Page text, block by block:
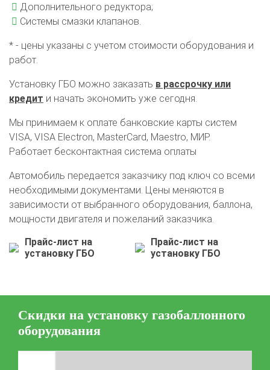
Установка ГБО за 6 часов
5-го поколения
Цена на установку ГБО
Техобслуживание ГБО
Полная диагностика ГБО
Дополнительного редуктора;
Системы смазки клапанов.
* - цены указаны с учетом стоимости оборудования и
работ.
Установку ГБО можно заказать в рассрочку или
кредит и начать экономить уже сегодня.
Мы принимаем к оплате банковские карты систем
VISA, VISA Electron, MasterCard, Maestro, МИР.
Работает бесконтактная система оплаты
Автомобиль передается заказчику под ключ со всеми
необходимыми документами. Цены меняются в
зависимости от выбранного оборудования, баллона,
мощности двигателя и пожеланий заказчика.
Прайс-лист на
установку ГБО
Прайс-лист на
установку ГБО
Скидки на установку газобаллонного
оборудования